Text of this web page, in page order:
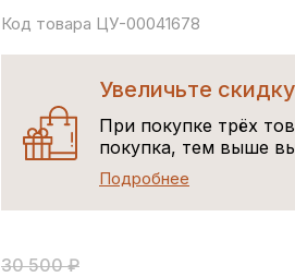
Код товара ЦУ-00041678
Увеличьте
При покупке трёх
покупка, тем выше
Подробнее
30 500 ₽